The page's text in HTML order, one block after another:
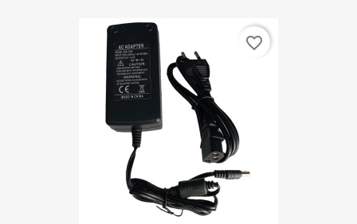
favorite_border